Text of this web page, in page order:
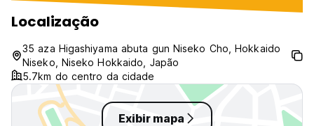
Localização
35 aza Higashiyama abuta gun Niseko Cho, Hokkaido
Niseko, Niseko Hokkaido, Japão
5.7km do centro da cidade
Exibir mapa